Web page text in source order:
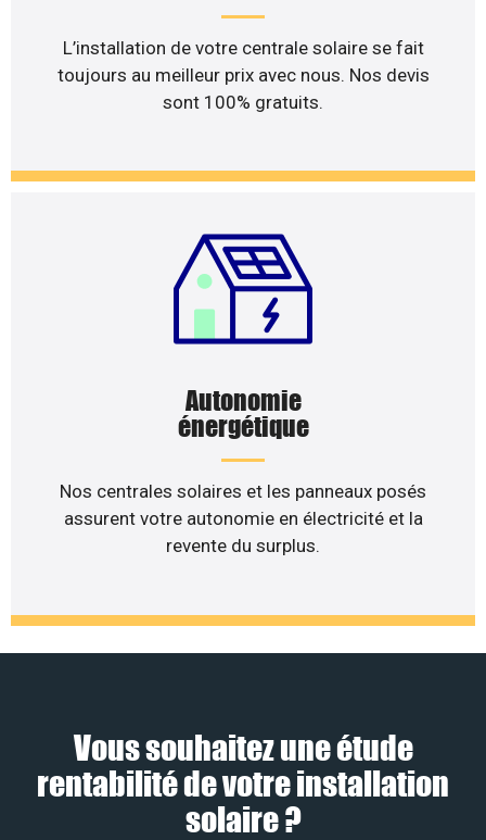
L’installation de votre centrale solaire se fait
toujours au meilleur prix avec nous. Nos devis
sont 100% gratuits.
Autonomie
énergétique
Nos centrales solaires et les panneaux posés
assurent votre autonomie en électricité et la
revente du surplus.
Vous souhaitez une étude
rentabilité de votre installation
solaire ?